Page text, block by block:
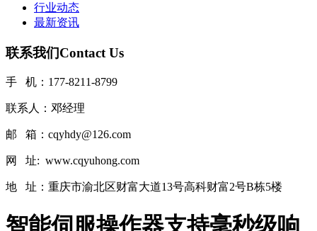
行业动态
最新资讯
联系我们Contact Us
手 机：177-8211-8799
联系人：邓经理
邮 箱：cqyhdy@126.com
网 址: www.cqyuhong.com
地 址：重庆市渝北区财富大道13号高科财富2号B栋5楼
智能伺服操作器支持毫秒级响